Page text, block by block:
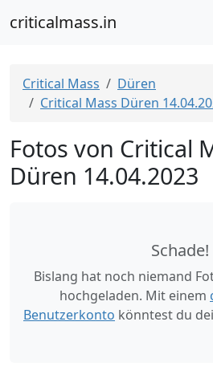
criticalmass.in
Critical Mass
Düren
Critical Mass Düren
Fotos von Critical
Düren 14.04.2023
Schade!
Bislang hat noch niemand
hochgeladen. Mit einem
Benutzerkonto könntest du